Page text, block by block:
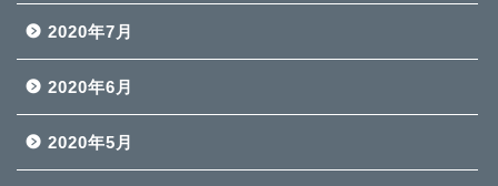
2020年7月
2020年6月
2020年5月